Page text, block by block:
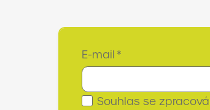
E-mail *
Souhlas se